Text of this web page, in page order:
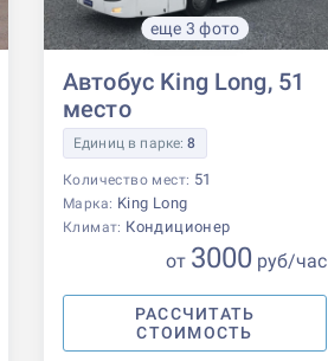
еще 3 фото
Автобус King Long, 51
место
Единиц в парке:8
Количество мест: 51
Марка: King Long
Климат: Кондиционер
от 3000 руб/час
РАССЧИТАТЬ
СТОИМОСТЬ